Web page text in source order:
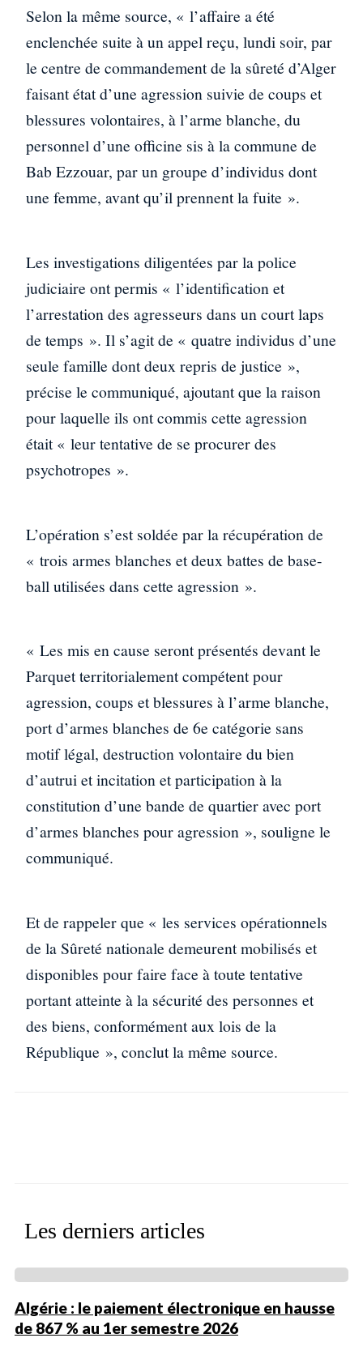
Selon la même source, « l’affaire a été
enclenchée suite à un appel reçu, lundi soir, par
le centre de commandement de la sûreté d’Alger
faisant état d’une agression suivie de coups et
blessures volontaires, à l’arme blanche, du
personnel d’une officine sis à la commune de
Bab Ezzouar, par un groupe d’individus dont
une femme, avant qu’il prennent la fuite ».
Les investigations diligentées par la police
judiciaire ont permis « l’identification et
l’arrestation des agresseurs dans un court laps
de temps ». Il s’agit de « quatre individus d’une
seule famille dont deux repris de justice »,
précise le communiqué, ajoutant que la raison
pour laquelle ils ont commis cette agression
était « leur tentative de se procurer des
psychotropes ».
L’opération s’est soldée par la récupération de
« trois armes blanches et deux battes de base-
ball utilisées dans cette agression ».
« Les mis en cause seront présentés devant le
Parquet territorialement compétent pour
agression, coups et blessures à l’arme blanche,
port d’armes blanches de 6e catégorie sans
motif légal, destruction volontaire du bien
d’autrui et incitation et participation à la
constitution d’une bande de quartier avec port
d’armes blanches pour agression », souligne le
communiqué.
Et de rappeler que « les services opérationnels
de la Sûreté nationale demeurent mobilisés et
disponibles pour faire face à toute tentative
portant atteinte à la sécurité des personnes et
des biens, conformément aux lois de la
République », conclut la même source.
Les derniers articles
Algérie : le paiement électronique en hausse
de 867 % au 1er semestre 2026